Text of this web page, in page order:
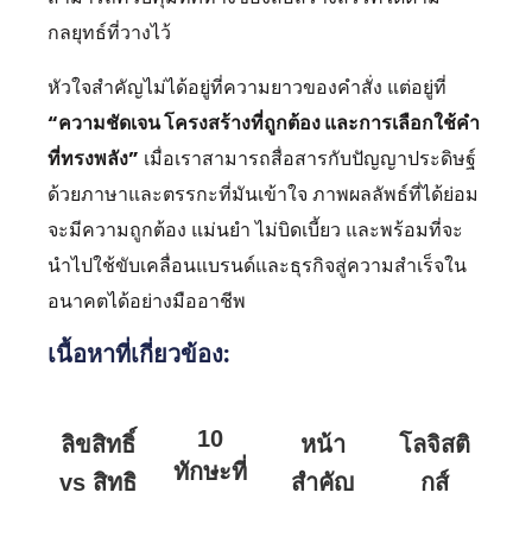
กลยุทธ์ที่วางไว้
หัวใจสำคัญไม่ได้อยู่ที่ความยาวของคำสั่ง แต่อยู่ที่
“ความชัดเจน โครงสร้างที่ถูกต้อง และการเลือกใช้คำ
ที่ทรงพลัง” เมื่อเราสามารถสื่อสารกับปัญญาประดิษฐ์
ด้วยภาษาและตรรกะที่มันเข้าใจ ภาพผลลัพธ์ที่ได้ย่อม
จะมีความถูกต้อง แม่นยำ ไม่บิดเบี้ยว และพร้อมที่จะ
นำไปใช้ขับเคลื่อนแบรนด์และธุรกิจสู่ความสำเร็จใน
อนาคตได้อย่างมืออาชีพ
เนื้อหาที่เกี่ยวข้อง:
ลิขสิทธิ์
vs สิทธิ
10
ทักษะที่
หน้า
สำคัญ
โลจิสติ
กส์